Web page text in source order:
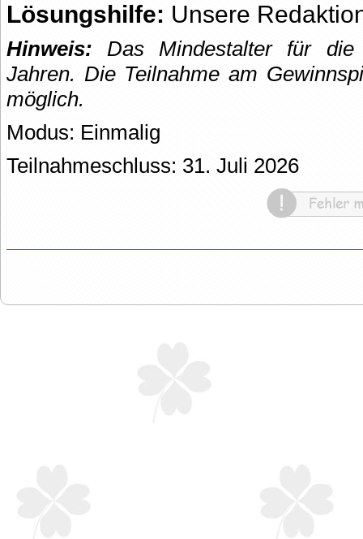
Lösungshilfe: Unsere
Hinweis: Das Mindestalter für
Jahren. Die Teilnahme am
möglich.
Modus: Einmalig
Teilnahmeschluss: 31. Juli 2026